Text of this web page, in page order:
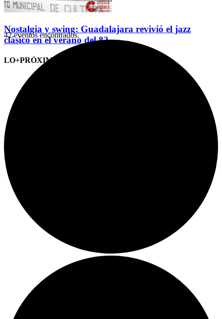
Nostalgia y swing: Guadalajara revivió el jazz
clásico en el verano del 82
LO+PRÓXIMO (CITAS)
42 eventos encontrados.